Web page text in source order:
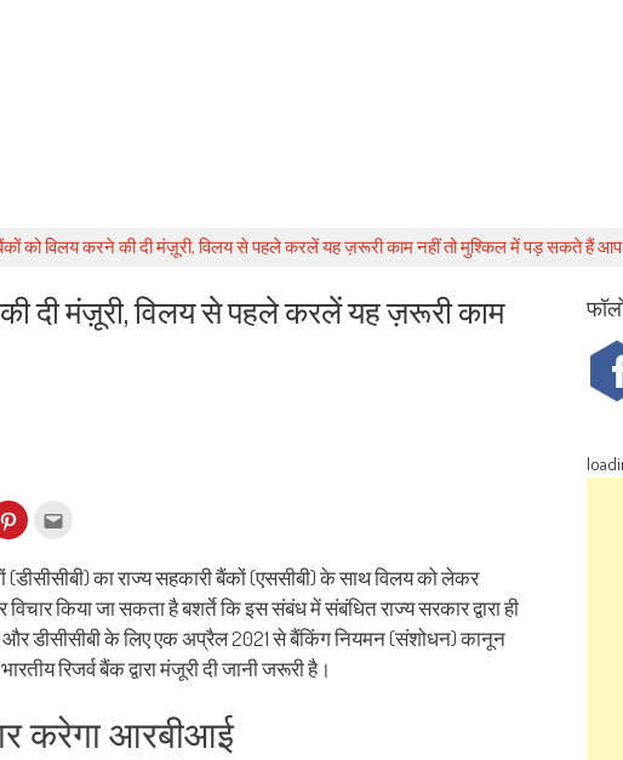
को विलय करने की दी मंज़ूरी, विलय से पहले करलें यह ज़रूरी काम नहीं तो मुश्किल में पड़ सकते हैं आप
दी मंज़ूरी, विलय से पहले करलें यह ज़रूरी काम
Click
to
Pinterest
(Opens
in
new
window)
to
a
friend
(Opens
in
new
window)
का राज्य सहकारी बैंकों (एससीबी) के साथ विलय को लेकर
किया जा सकता है बशर्ते कि इस संबंध में संबंधित राज्य सरकार द्वारा ही
डीसीसीबी के लिए एक अप्रैल 2021 से बैंकिंग नियमन (संशोधन) कानून
रिजर्व बैंक द्वारा मंजूरी दी जानी जरूरी है।
करेगा आरबीआई